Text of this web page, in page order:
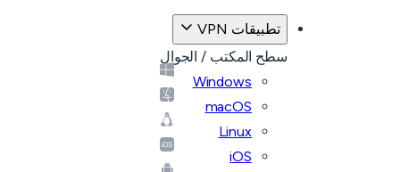
تطبيقات VPN
سطح المكتب / الجوال
Windows
macOS
Linux
iOS